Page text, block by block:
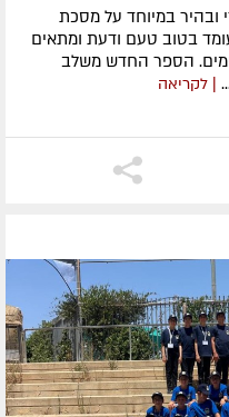
ובהיר במיוחד על מסכת
בטוב טעם ודעת ומתאים
​הספר החדש משלב
| לקריאה